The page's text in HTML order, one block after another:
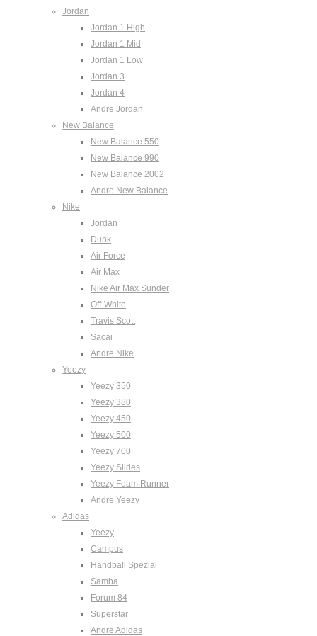
Jordan
Jordan 1 High
Jordan 1 Mid
Jordan 1 Low
Jordan 3
Jordan 4
Andre Jordan
New Balance
New Balance 550
New Balance 990
New Balance 2002
Andre New Balance
Nike
Jordan
Dunk
Air Force
Air Max
Nike Air Max Sunder
Off-White
Travis Scott
Sacai
Andre Nike
Yeezy
Yeezy 350
Yeezy 380
Yeezy 450
Yeezy 500
Yeezy 700
Yeezy Slides
Yeezy Foam Runner
Andre Yeezy
Adidas
Yeezy
Campus
Handball Spezial
Samba
Forum 84
Superstar
Andre Adidas